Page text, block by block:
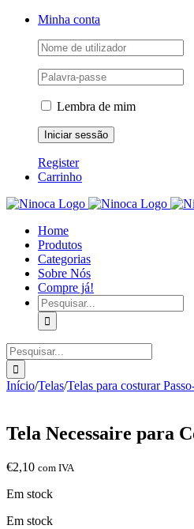
Skip
Facebook
Instagram
YouTubeMinha conta
Lembra de mim
Register
Carrinho
Home
Produtos
Categorias
Sobre Nós
Compre já!
Pesquisar
Pesquisar
Início/Telas/Telas para costurar
Tela Necessaire para
€2,10 com IVA
Em stock
Em stock